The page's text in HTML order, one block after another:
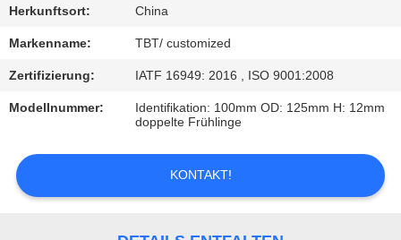
SIE
MIT
UNS
IN
VERBINDUNG
NACHRICHTEN
Herkunftsort: China
Markenname: TBT/ customized
Zertifizierung: IATF 16949: 2016 , ISO 9001:2008
Modellnummer:
Identifikation: 100mm OD: 125mm H: 12mm
doppelte Frühlinge
KONTAKT!